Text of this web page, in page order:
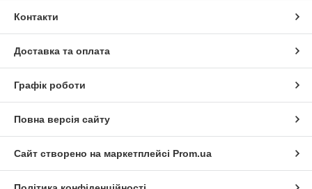
Контакти
Доставка та оплата
Графік роботи
Повна версія сайту
Сайт створено на маркетплейсі Prom.ua